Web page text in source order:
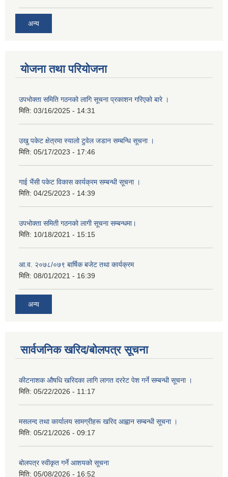
अन्य
योजना तथा परियोजना
उपभोक्ता समिति गठनको लागि सूचना प्रकाशन गरिएको बारे ।
मिति: 03/16/2025 - 14:31
उखु पकेट क्षेत्रमा स्यालो टुवेल जडान सम्बन्धि सूचना ।
मिति: 05/17/2023 - 17:46
गाई भैंसी पकेट विकास कार्यक्रम सम्बन्धी सूचना ।
मिति: 04/25/2023 - 14:39
उपभोक्ता समिती गठनको लागी सूचना सम्बन्धमा।
मिति: 10/18/2021 - 15:15
आ.व. २०७८/०७९ बार्षिक बजेट तथा कार्यक्रम
मिति: 08/01/2021 - 16:39
अन्य
सार्वजनिक खरिद/बोलपत्र सूचना
कीटनाशक औषधि खरिदका लागि लागत दररेट पेश गर्ने सम्बन्धी सूचना ।
मिति: 05/22/2026 - 11:17
मसलन्द तथा कार्यालय सामग्रीहरू खरिद आह्वान सम्बन्धी सूचना ।
मिति: 05/21/2026 - 09:17
बोलपत्र स्वीकृत गर्ने आशयको सूचना
मिति: 05/08/2026 - 16:52